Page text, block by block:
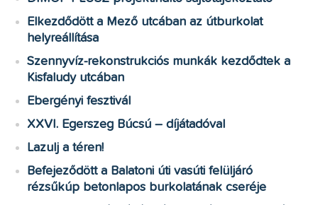
Elkezdődött a Mező utcában az útburkolat
helyreállítása
Szennyvíz-rekonstrukciós munkák kezdődtek a
Kisfaludy utcában
Ebergényi fesztivál
XXVI. Egerszeg Búcsú – díjátadóval
Lazulj a téren!
Befejeződött a Balatoni úti vasúti felüljáró
rézsűkúp betonlapos burkolatának cseréje